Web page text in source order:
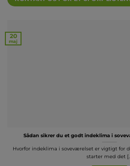
Sådan sikrer du et godt indeklima i
Hvorfor indeklima i soveværelset er vigtigt for
starter med det
20
maj